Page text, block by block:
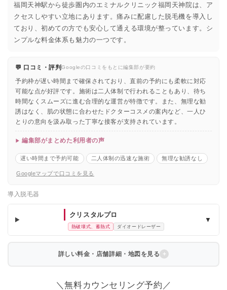
福岡天神駅から徒歩圏内のエミナルクリニック福岡天神院は、ア
クセスしやすい立地にあります。痛みに配慮した脱毛機を導入し
ており、初めての方でも安心して通える環境が整っています。シ
ンプルな料金体系も魅力の一つです。
💬 口コミ・評判Googleの口コミをもとに編集部が要約
予約枠が遅い時間まで確保されており、直前の予約にも柔軟に対応
可能な点が好評です。施術は二人体制で行われることもあり、待ち
時間なくスムーズに進む合理的な運営が特徴です。また、無理な勧
誘はなく、肌の状態に合わせたドクターコスメの案内など、一人ひ
とりの意向を汲み取った丁寧な接客が支持されています。
編集部がまとめた利用者の声
遅い時間まで予約可能 二人体制の迅速な施術 無理な勧誘なし
Googleマップで口コミを見る
導入脱毛器
クリスタルプロ
熱破壊式、蓄熱式 ダイオードレーザー
▼
詳しい料金・店舗詳細・地図を見る
＼無料カウンセリング予約／